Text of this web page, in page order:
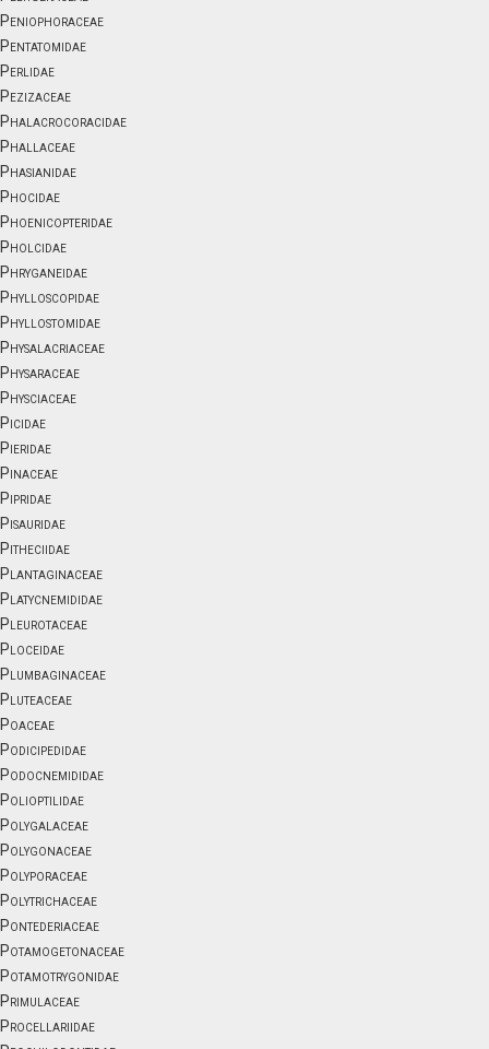
Peniophoraceae
Pentatomidae
Perlidae
Pezizaceae
Phalacrocoracidae
Phallaceae
Phasianidae
Phocidae
Phoenicopteridae
Pholcidae
Phryganeidae
Phylloscopidae
Phyllostomidae
Physalacriaceae
Physaraceae
Physciaceae
Picidae
Pieridae
Pinaceae
Pipridae
Pisauridae
Pitheciidae
Plantaginaceae
Platycnemididae
Pleurotaceae
Ploceidae
Plumbaginaceae
Pluteaceae
Poaceae
Podicipedidae
Podocnemididae
Polioptilidae
Polygalaceae
Polygonaceae
Polyporaceae
Polytrichaceae
Pontederiaceae
Potamogetonaceae
Potamotrygonidae
Primulaceae
Procellariidae